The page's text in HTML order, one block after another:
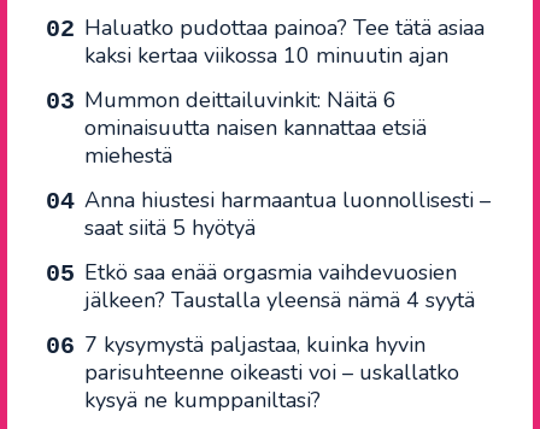
Haluatko pudottaa painoa? Tee tätä asiaa
kaksi kertaa viikossa 10 minuutin ajan
Mummon deittailuvinkit: Näitä 6
ominaisuutta naisen kannattaa etsiä
miehestä
Anna hiustesi harmaantua luonnollisesti –
saat siitä 5 hyötyä
Etkö saa enää orgasmia vaihdevuosien
jälkeen? Taustalla yleensä nämä 4 syytä
7 kysymystä paljastaa, kuinka hyvin
parisuhteenne oikeasti voi – uskallatko
kysyä ne kumppaniltasi?